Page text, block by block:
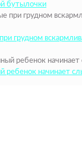
бутылочки
грудном
ребенок начинает